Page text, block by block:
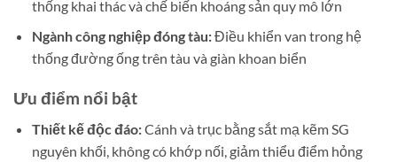
thống khai thác và chế biến khoáng sản quy mô lớn
Ngành công nghiệp đóng tàu:Điều khiển van trong hệ
thống đường ống trên tàu và giàn khoan biển
Ưu điểm nổi bật
Thiết kế độc đáo:Cánh và trục bằng sắt mạ kẽm SG
nguyên khối, không có khớp nối, giảm thiểu điểm hỏng